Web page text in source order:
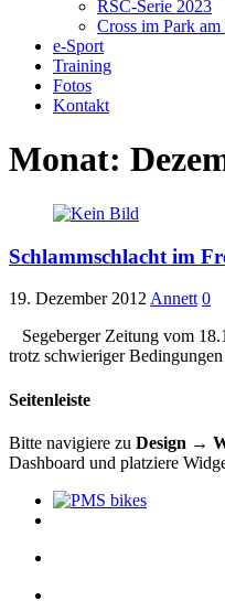
RSC-Serie 2023
Cross im Park
e-Sport
Training
Fotos
Kontakt
Monat:
Schlammschlacht im
19. Dezember 2012 Annett 0
Segeberger Zeitung vom
trotz schwieriger
Seitenleiste
Bitte navigiere zu Design →
Dashboard und platziere